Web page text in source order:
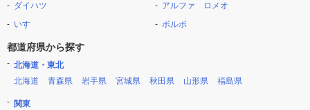
ダイハツ
いすゞ
アルファ ロメオ
ボルボ
都道府県から探す
北海道・東北
北海道
青森県 岩手県 宮城県 秋田県 山形県 福島県
関東